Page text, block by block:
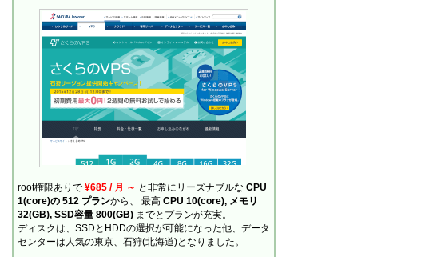
root権限ありで ¥685 / 月 ～ と非常にリーズナブルな CPU
1(core)の 512 プランから、 最高 CPU 10(core), メモリ
32(GB), SSD容量 800(GB) までとプランが充実。
ディスクは、SSDとHDDの選択が可能になった他、データ
センターは人気の東京、石狩(北海道)となりました。